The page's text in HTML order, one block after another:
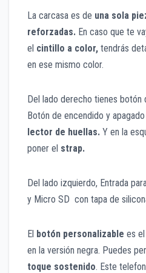
La carcasa es de una sola
reforzadas. En caso que te
el cintillo a color, tendrás
en ese mismo color.
Del lado derecho tienes botón
Botón de encendido y
lector de huellas. Y en la
poner el strap.
Del lado izquierdo, Entrada
y Micro SD con tapa de
El botón personalizable es
en la versión negra. Puedes
toque sostenido. Este